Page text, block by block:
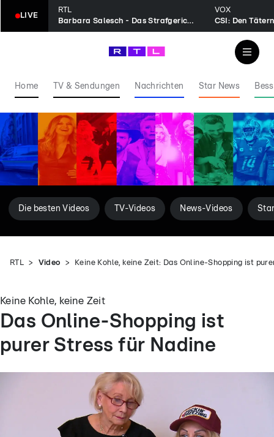
LIVE
RTL
Barbara Salesch - Das Strafgericht
VOX
CSI: Den
Home TV & Sendungen Nachrichten Star News
Die besten Videos TV-Videos News-Videos
RTL Video Keine Kohle, keine Zeit: Das Online-Shopping ist
Keine Kohle, keine Zeit
Das Online-Shopping ist
purer Stress für Nadine